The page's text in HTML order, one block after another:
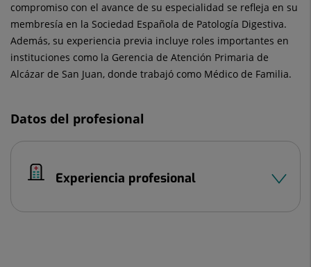
compromiso con el avance de su especialidad se refleja en su
membresía en la Sociedad Española de Patología Digestiva.
Además, su experiencia previa incluye roles importantes en
instituciones como la Gerencia de Atención Primaria de
Alcázar de San Juan, donde trabajó como Médico de Familia.
Datos del profesional
Experiencia profesional